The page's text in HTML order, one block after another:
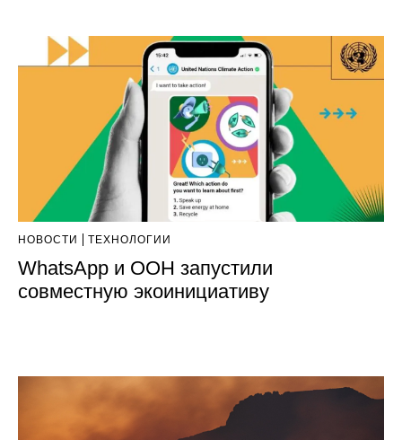
НОВОСТИ ТЕХНОЛОГИИ
WhatsApp и ООН запустили
совместную экоинициативу